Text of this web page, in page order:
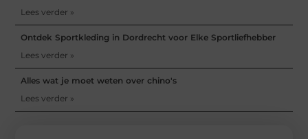
Lees verder »
Ontdek Sportkleding in Dordrecht voor Elke Sportliefhebber
Lees verder »
Alles wat je moet weten over chino's
Lees verder »